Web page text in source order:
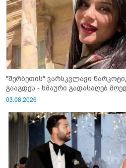
"შერბეთის" ვარსკვლავი
გააგდეს - ხმაური გადასაღებ
03.08.2026